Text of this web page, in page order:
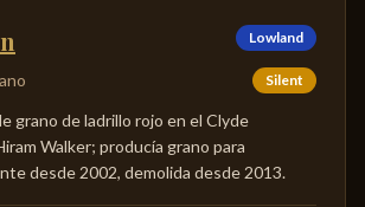
Lowland
Silent
grano de ladrillo rojo en el Clyde
Walker; producía grano para
desde 2002, demolida desde 2013.